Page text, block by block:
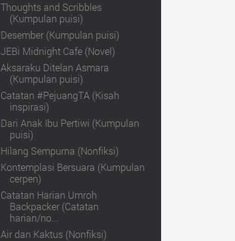
Thoughts and Scribbles
(Kumpulan puisi)
Desember (Kumpulan puisi)
JEBi Midnight Cafe (Novel)
Aksaraku Ditelan Asmara
(Kumpulan puisi)
Catatan #PejuangTA (Kisah
inspirasi)
Dari Anak Ibu Pertiwi (Kumpulan
puisi)
Hilang Sempurna (Nonfiksi)
Kontemplasi Bersuara (Kumpulan
cerpen)
Catatan Harian Umroh
Backpacker (Catatan
harian/no...
Air dan Kaktus (Nonfiksi)